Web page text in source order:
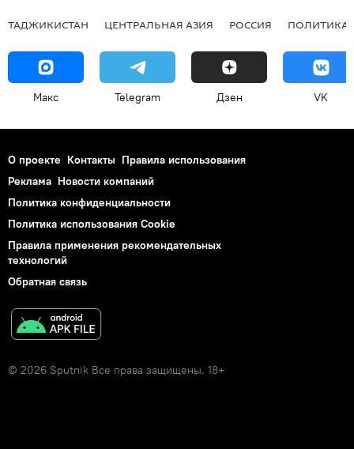
ТАДЖИКИСТАН ЦЕНТРАЛЬНАЯ АЗИЯ РОССИЯ ПОЛИТИКА
Макс Telegram Дзен VK
О проекте Контакты Правила использования
Реклама Новости компаний
Политика конфиденциальности
Политика использования Cookie
Правила применения рекомендательных
технологий
Обратная связь
© 2026 Sputnik Все права защищены. 18+